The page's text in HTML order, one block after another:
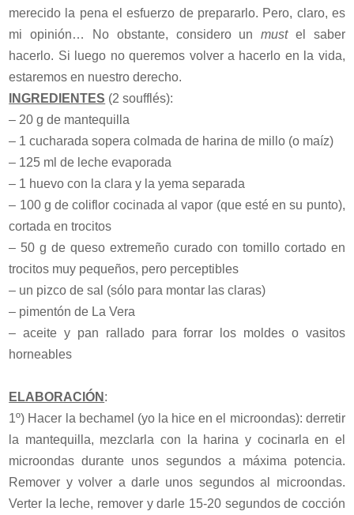
merecido la pena el esfuerzo de prepararlo. Pero, claro, es
mi opinión… No obstante, considero unmustel saber
hacerlo. Si luego no queremos volver a hacerlo en la vida,
estaremos en nuestro derecho.
INGREDIENTES (2 soufflés):
– 20 g de mantequilla
– 1 cucharada sopera colmada de harina de millo (o maíz)
– 125 ml de leche evaporada
– 1 huevo con la clara y la yema separada
– 100 g de coliflor cocinada al vapor (que esté en su punto),
cortada en trocitos
– 50 g de queso extremeño curado con tomillo cortado en
trocitos muy pequeños, pero perceptibles
– un pizco de sal (sólo para montar las claras)
– pimentón de La Vera
– aceite y pan rallado para forrar los moldes o vasitos
horneables
ELABORACIÓN :
1º) Hacer la bechamel (yo la hice en el microondas): derretir
la mantequilla, mezclarla con la harina y cocinarla en el
microondas durante unos segundos a máxima potencia.
Remover y volver a darle unos segundos al microondas.
Verter la leche, remover y darle 15-20 segundos de cocción